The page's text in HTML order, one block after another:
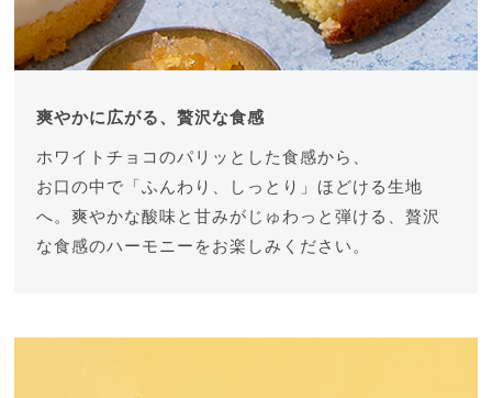
爽やかに広がる、贅沢な食感
ホワイトチョコのパリッとした食感から、
お口の中で「ふんわり、しっとり」ほどける生地
へ。爽やかな酸味と甘みがじゅわっと弾ける、贅沢
な食感のハーモニーをお楽しみください。